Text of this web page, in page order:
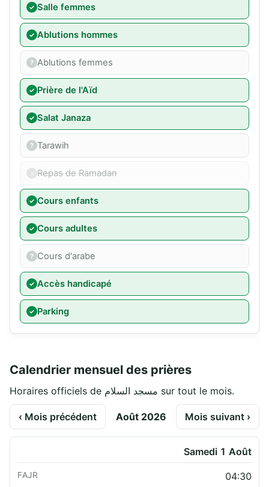
Salle femmes
Ablutions hommes
Ablutions femmes
Prière de l'Aïd
Salat Janaza
Tarawih
Repas de Ramadan
Cours enfants
Cours adultes
Cours d'arabe
Accès handicapé
Parking
Calendrier mensuel des prières
Horaires officiels de مسجد السلام sur tout le mois.
‹ Mois précédent Août 2026 Mois suivant ›
Samedi 1 Août
04:30